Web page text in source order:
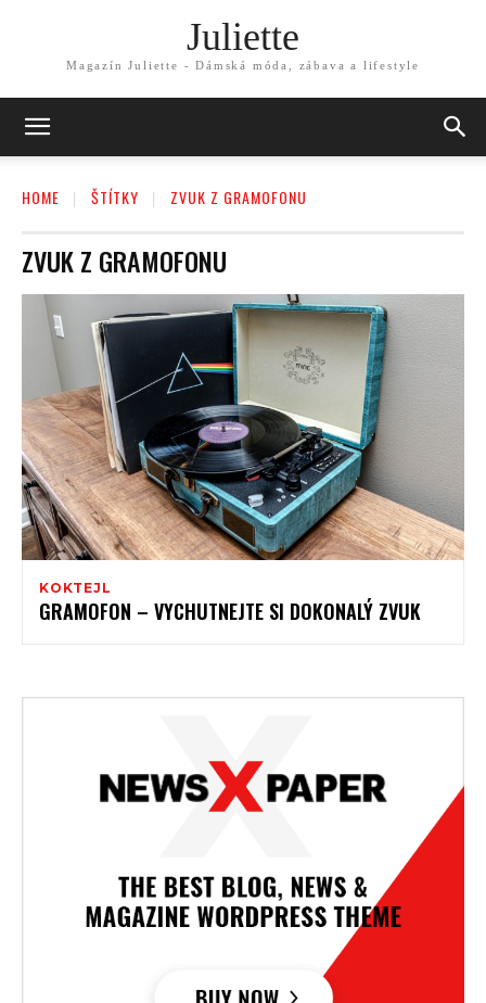
Juliette
Magazín Juliette - Dámská móda, zábava a lifestyle
HOME ŠTÍTKY ZVUK Z GRAMOFONU
ZVUK Z GRAMOFONU
KOKTEJL
GRAMOFON – VYCHUTNEJTE SI DOKONALÝ ZVUK